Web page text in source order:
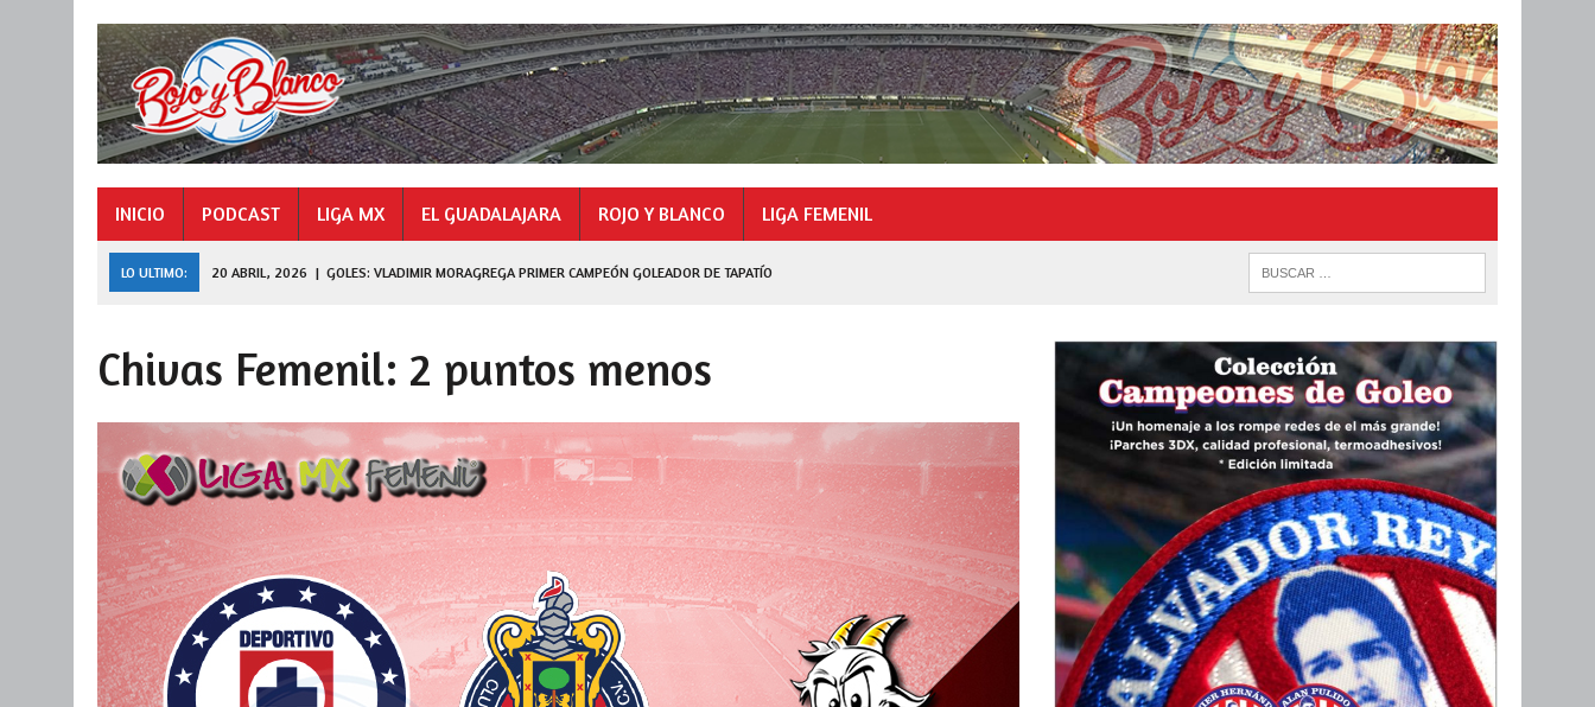
INICIO PODCAST LIGA MX EL GUADALAJARA ROJO Y BLANCO LIGA FEMENIL
LO ULTIMO: 9 NOVIEMBRE, 2025 | GOLES: «HORMIGA» GONZÁLEZ CAMPEÓN GOLEADOR
20 ABRIL, 2026 GOLES: VLADIMIR MORAGREGA PRIMER CAMPEÓN GOLEADOR DE TAPATÍO
Chivas Femenil: 2 puntos menos